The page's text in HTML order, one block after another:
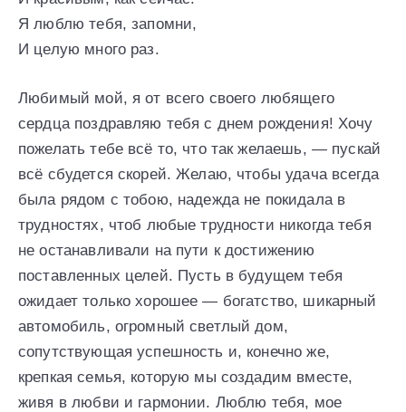
Я люблю тебя, запомни,
И целую много раз.
Любимый мой, я от всего своего любящего
сердца поздравляю тебя с днем рождения! Хочу
пожелать тебе всё то, что так желаешь, — пускай
всё сбудется скорей. Желаю, чтобы удача всегда
была рядом с тобою, надежда не покидала в
трудностях, чтоб любые трудности никогда тебя
не останавливали на пути к достижению
поставленных целей. Пусть в будущем тебя
ожидает только хорошее — богатство, шикарный
автомобиль, огромный светлый дом,
сопутствующая успешность и, конечно же,
крепкая семья, которую мы создадим вместе,
живя в любви и гармонии. Люблю тебя, мое